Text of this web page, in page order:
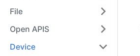
File
Open APIS
Device